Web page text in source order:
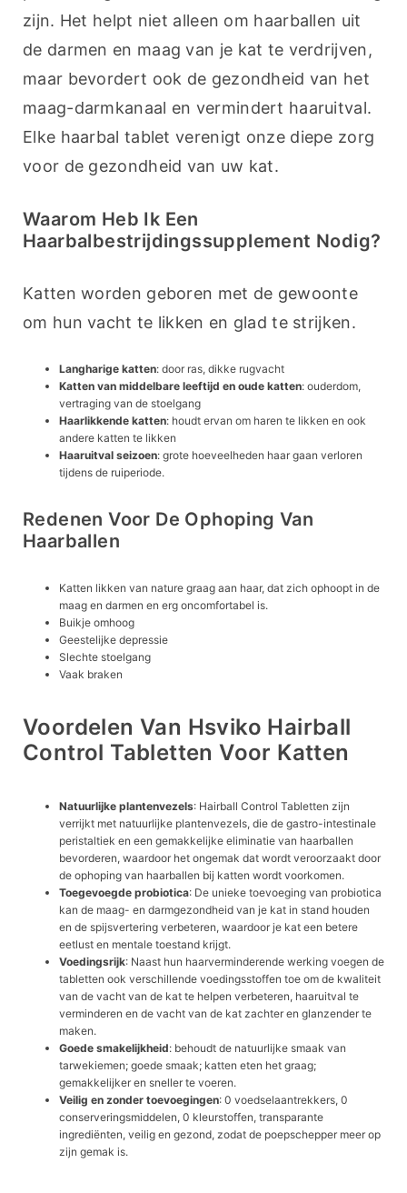
zijn. Het helpt niet alleen om haarballen uit
de darmen en maag van je kat te verdrijven,
maar bevordert ook de gezondheid van het
maag-darmkanaal en vermindert haaruitval.
Elke haarbal tablet verenigt onze diepe zorg
voor de gezondheid van uw kat.
Waarom Heb Ik Een
Haarbalbestrijdingssupplement Nodig?
Katten worden geboren met de gewoonte
om hun vacht te likken en glad te strijken.
Langharige katten: door ras, dikke rugvacht
Katten van middelbare leeftijd en oude katten: ouderdom,
vertraging van de stoelgang
Haarlikkende katten: houdt ervan om haren te likken en ook
andere katten te likken
Haaruitval seizoen: grote hoeveelheden haar gaan verloren
tijdens de ruiperiode.
Redenen Voor De Ophoping Van
Haarballen
Katten likken van nature graag aan haar, dat zich ophoopt in de
maag en darmen en erg oncomfortabel is.
Buikje omhoog
Geestelijke depressie
Slechte stoelgang
Vaak braken
Voordelen Van Hsviko Hairball
Control Tabletten Voor Katten
Natuurlijke plantenvezels: Hairball Control Tabletten zijn
verrijkt met natuurlijke plantenvezels, die de gastro-intestinale
peristaltiek en een gemakkelijke eliminatie van haarballen
bevorderen, waardoor het ongemak dat wordt veroorzaakt door
de ophoping van haarballen bij katten wordt voorkomen.
Toegevoegde probiotica: De unieke toevoeging van probiotica
kan de maag- en darmgezondheid van je kat in stand houden
en de spijsvertering verbeteren, waardoor je kat een betere
eetlust en mentale toestand krijgt.
Voedingsrijk: Naast hun haarverminderende werking voegen de
tabletten ook verschillende voedingsstoffen toe om de kwaliteit
van de vacht van de kat te helpen verbeteren, haaruitval te
verminderen en de vacht van de kat zachter en glanzender te
maken.
Goede smakelijkheid: behoudt de natuurlijke smaak van
tarwekiemen; goede smaak; katten eten het graag;
gemakkelijker en sneller te voeren.
Veilig en zonder toevoegingen: 0 voedselaantrekkers, 0
conserveringsmiddelen, 0 kleurstoffen, transparante
ingrediënten, veilig en gezond, zodat de poepschepper meer op
zijn gemak is.